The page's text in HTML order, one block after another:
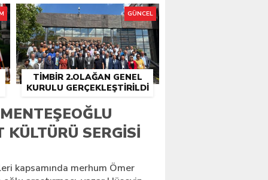
TİMBİR 2.OLAĞAN GENEL
KURULU GERÇEKLEŞTIRILDI
GÜNCEL
SERGISI
kapsamında merhum Ömer